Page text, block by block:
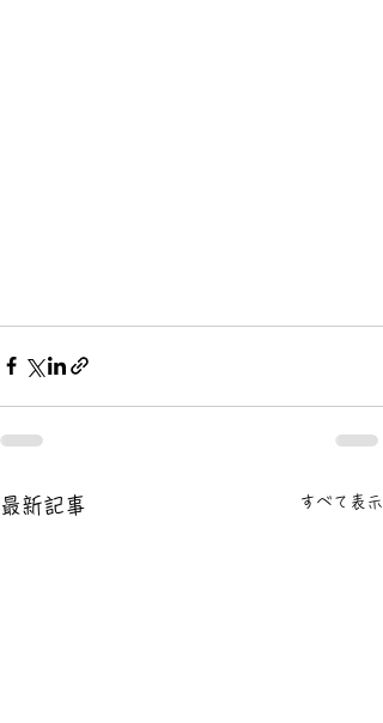
最新記事 すべて表示